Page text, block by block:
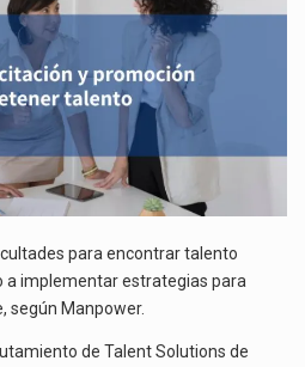
para encontrar talento
a implementar estrategias para
según Manpower.
de Talent Solutions de